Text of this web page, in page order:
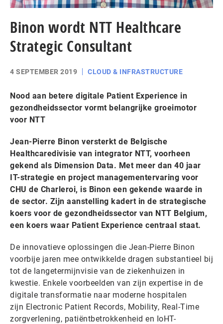
Binon wordt NTT Healthcare
Strategic Consultant
4 SEPTEMBER 2019 CLOUD & INFRASTRUCTURE
Nood aan betere digitale Patient Experience in
gezondheidssector vormt belangrijke groeimotor
voor NTT
Jean-Pierre Binon versterkt de Belgische
Healthcaredivisie van integrator NTT, voorheen
gekend als Dimension Data. Met meer dan 40 jaar
IT-strategie en project managementervaring voor
CHU de Charleroi, is Binon een gekende waarde in
de sector. Zijn aanstelling kadert in de strategische
koers voor de gezondheidssector van NTT Belgium,
een koers waar Patient Experience centraal staat.
De innovatieve oplossingen die Jean-Pierre Binon
voorbije jaren mee ontwikkelde dragen substantieel bij
tot de langetermijnvisie van de ziekenhuizen in
kwestie. Enkele voorbeelden van zijn expertise in de
digitale transformatie naar moderne hospitalen
zijn Electronic Patient Records, Mobility, Real-Time
zorgverlening, patiëntbetrokkenheid en IoHT-